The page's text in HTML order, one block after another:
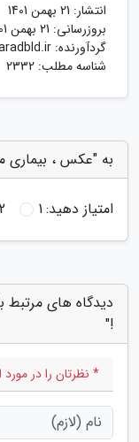
انتشار: 21 بهمن 1401
بروزرسانی: 21 بهمن 1401
گردآورنده:
شناسه مطلب: 2332
به "عکس ، بیماری
امتیاز دهید:1
2
دیدگاه های مرتبط
!"
* نظرتان را در مورد